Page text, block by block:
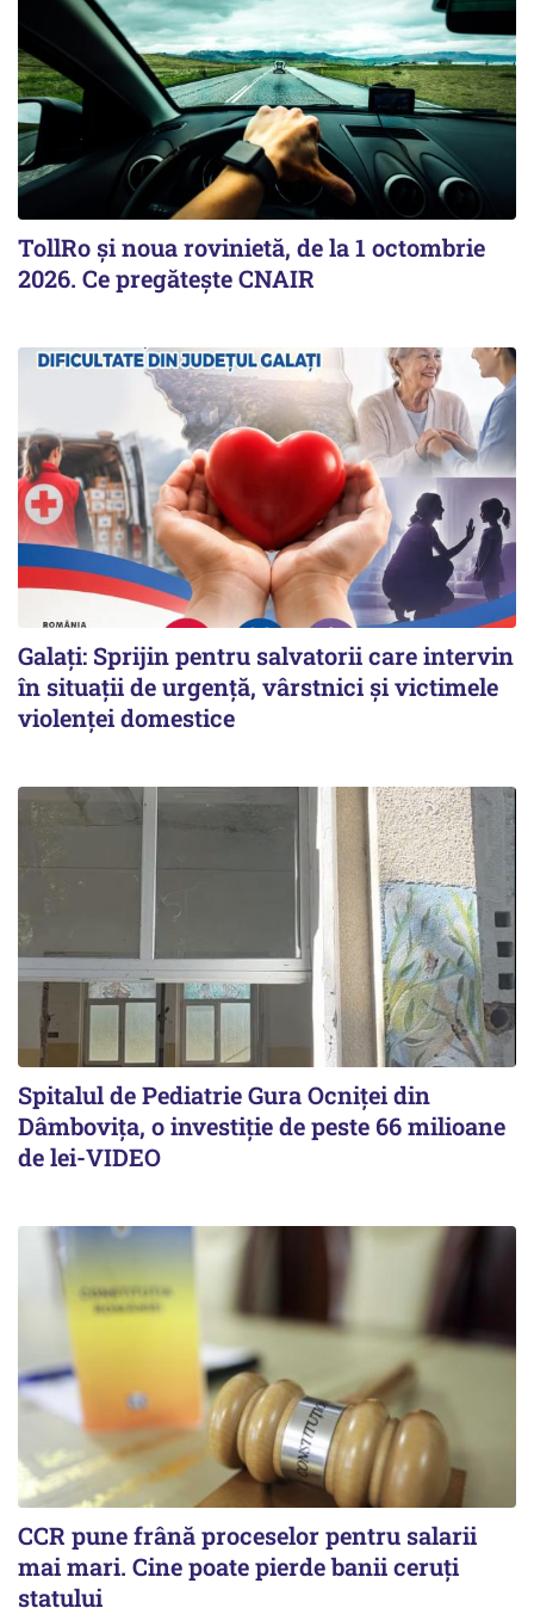
TollRo şi noua rovinietă, de la 1 octombrie
2026. Ce pregăteşte CNAIR
Galați: Sprijin pentru salvatorii care intervin
în situații de urgență, vârstnici și victimele
violenței domestice
Spitalul de Pediatrie Gura Ocniței din
Dâmbovița, o investiție de peste 66 milioane
de lei-VIDEO
CCR pune frână proceselor pentru salarii
mai mari. Cine poate pierde banii ceruți
statului